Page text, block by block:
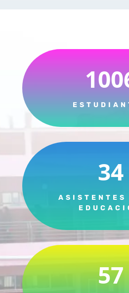
34
ASISTENTES
57